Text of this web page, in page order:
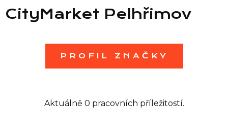
CityMarket Pelhřimov
PROFIL ZNAČKY
Aktuálně 0 pracovních příležitostí.